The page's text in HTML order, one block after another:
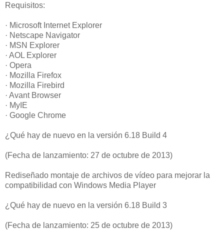
Requisitos:
· Microsoft Internet Explorer
· Netscape Navigator
· MSN Explorer
· AOL Explorer
· Opera
· Mozilla Firefox
· Mozilla Firebird
· Avant Browser
· MyIE
· Google Chrome
¿Qué hay de nuevo en la versión 6.18 Build 4
(Fecha de lanzamiento: 27 de octubre de 2013)
Rediseñado montaje de archivos de vídeo para mejorar la
compatibilidad con Windows Media Player
¿Qué hay de nuevo en la versión 6.18 Build 3
(Fecha de lanzamiento: 25 de octubre de 2013)